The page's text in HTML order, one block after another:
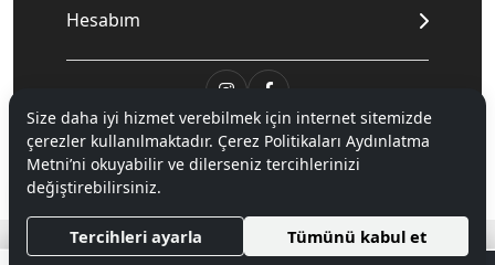
Hesabım
© 2020Mnpc. Tüm hakları saklıdır.
Hipotenüs Yeni Nesil E-Ticaret Sistemleri ile Hazırlanmıştır.
Size daha iyi hizmet verebilmek için internet sitemizde
çerezler kullanılmaktadır. Çerez Politikaları Aydınlatma
Metni’ni okuyabilir ve dilerseniz tercihlerinizi
değiştirebilirsiniz.
Tercihleri ayarla Tümünü kabul et